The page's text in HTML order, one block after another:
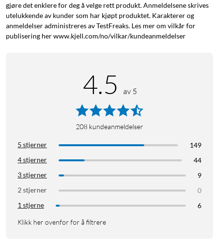
gjøre det enklere for deg å velge rett produkt. Anmeldelsene skrives
utelukkende av kunder som har kjøpt produktet. Karakterer og
anmeldelser administreres av TestFreaks. Les mer om vilkår for
publisering her www.kjell.com/no/vilkar/kundeanmeldelser
4.5 av 5
208 kundeanmeldelser
5 stjerner
149
4 stjerner
44
3 stjerner
9
2 stjerner
0
1 stjerne
6
Klikk her ovenfor for å filtrere